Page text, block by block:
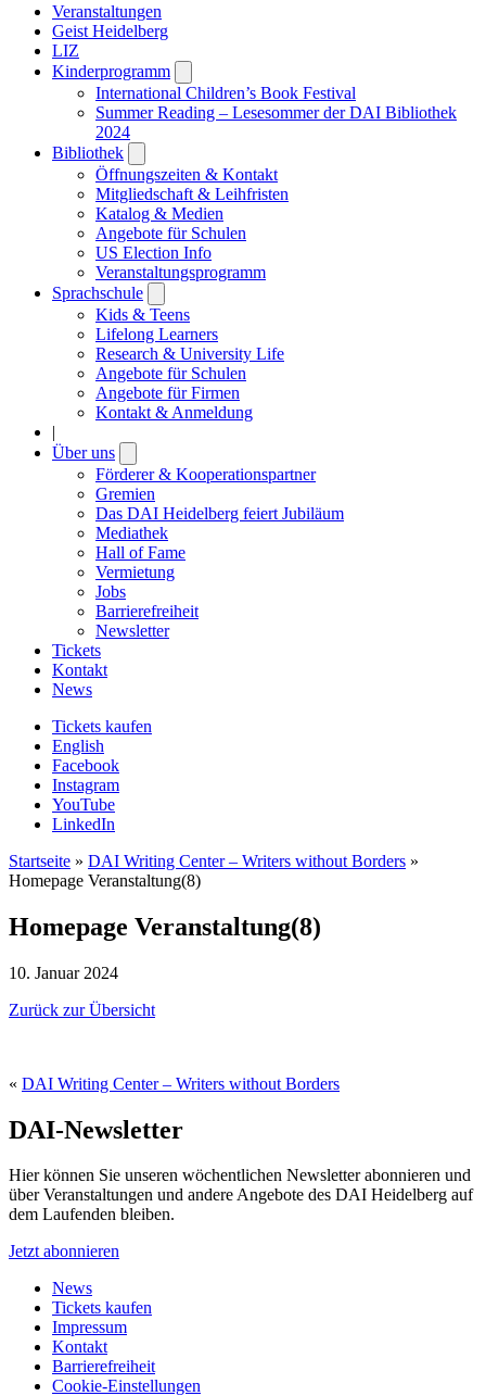
Veranstaltungen
Geist Heidelberg
LIZ
Kinderprogramm
submenu
International Children’s Book Festival
Summer Reading – Lesesommer der DAI Bibliothek
2024
Bibliothek
submenu
Öffnungszeiten & Kontakt
Mitgliedschaft & Leihfristen
Katalog & Medien
Angebote für Schulen
US Election Info
Veranstaltungsprogramm
Sprachschule
submenu
Kids & Teens
Lifelong Learners
Research & University Life
Angebote für Schulen
Angebote für Firmen
Kontakt & Anmeldung
|
Über uns
submenu
Förderer & Kooperationspartner
Gremien
Das DAI Heidelberg feiert Jubiläum
Mediathek
Hall of Fame
Vermietung
Jobs
Barrierefreiheit
Newsletter
Tickets
Kontakt
News
Tickets kaufen
English
Facebook
Instagram
YouTube
LinkedIn
Startseite » DAI Writing Center – Writers without Borders »
Homepage Veranstaltung(8)
Homepage Veranstaltung(8)
10. Januar 2024
Zurück zur Übersicht
« DAI Writing Center – Writers without Borders
DAI-Newsletter
Hier können Sie unseren wöchentlichen Newsletter abonnieren und
über Veranstaltungen und andere Angebote des DAI Heidelberg auf
dem Laufenden bleiben.
Jetzt abonnieren
News
Tickets kaufen
Impressum
Kontakt
Barrierefreiheit
Cookie-Einstellungen